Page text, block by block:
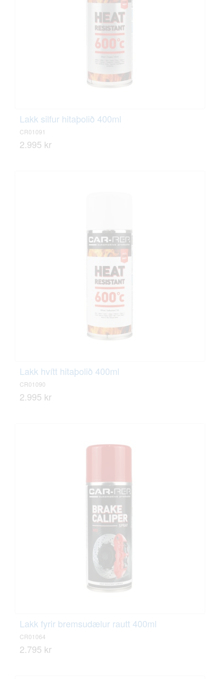
Lakk silfur hitaþolið 400ml
CR01091
2.995 kr
Lakk hvítt hitaþolið 400ml
CR01090
2.995 kr
Lakk fyrir bremsudælur rautt 400ml
CR01064
2.795 kr